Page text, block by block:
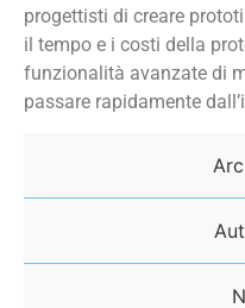
progettisti di creare
il tempo e i costi della
funzionalità avanzate di
passare rapidamente